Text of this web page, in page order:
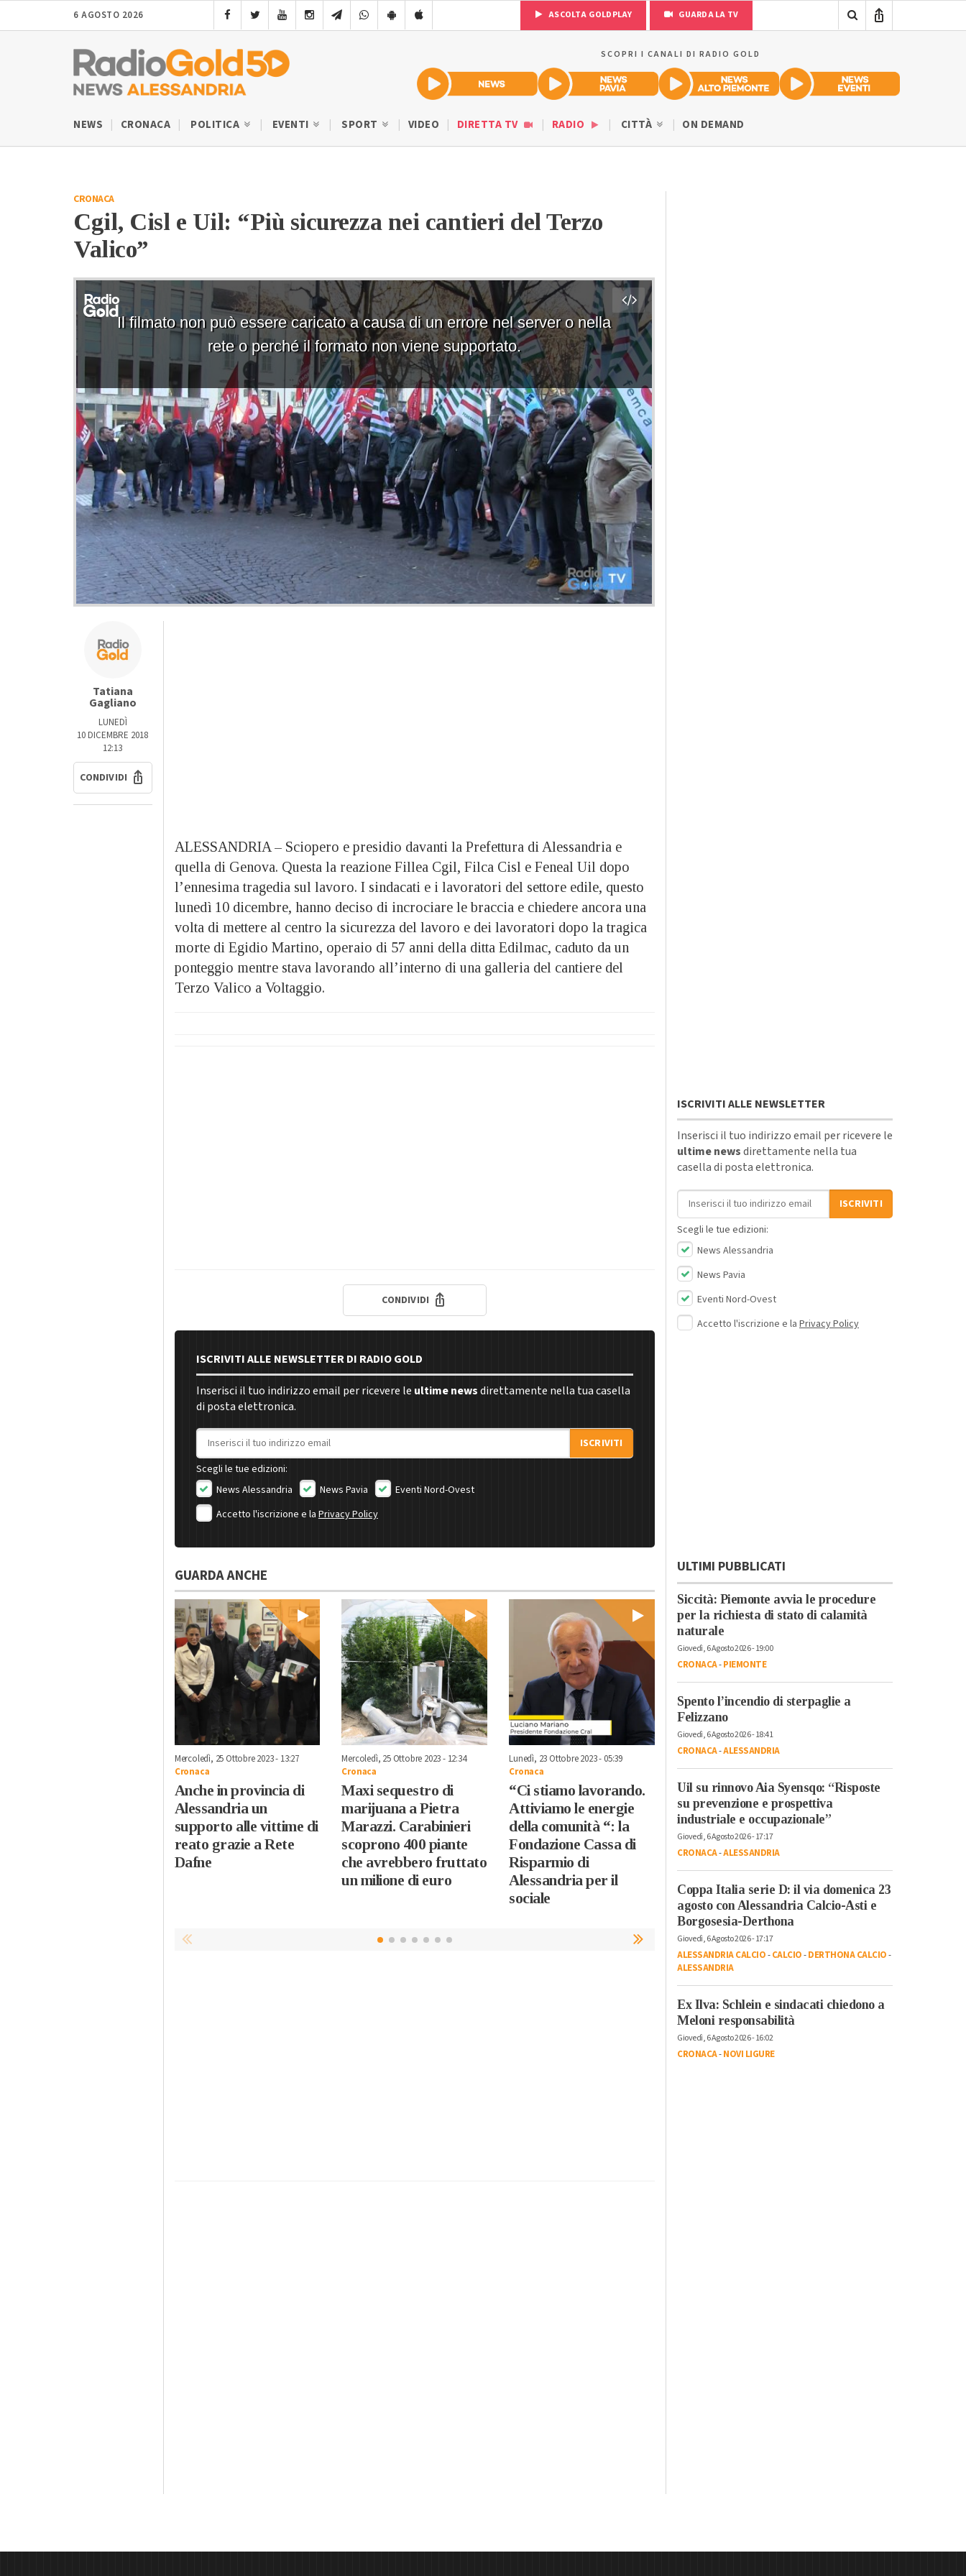
6 AGOSTO 2026 ASCOLTA GOLDPLAY GUARDA LA TV
SCOPRI I CANALI DI RADIO GOLD
NEWS CRONACA POLITICA EVENTI SPORT VIDEO DIRETTA TV RADIO CITTÀ ON DEMAND
CRONACA
Cgil, Cisl e Uil: “Più sicurezza nei cantieri del Terzo
Valico”
Tatiana
Gagliano
LUNEDÌ
10 DICEMBRE 2018
12:13
CONDIVIDI
ALESSANDRIA – Sciopero e presidio davanti la Prefettura di Alessandria e
quella di Genova. Questa la reazione Fillea Cgil, Filca Cisl e Feneal Uil dopo
l’ennesima tragedia sul lavoro. I sindacati e i lavoratori del settore edile, questo
lunedì 10 dicembre, hanno deciso di incrociare le braccia e chiedere ancora una
volta di mettere al centro la sicurezza del lavoro e dei lavoratori dopo la tragica
morte di Egidio Martino, operaio di 57 anni della ditta Edilmac, caduto da un
ponteggio mentre stava lavorando all’interno di una galleria del cantiere del
Terzo Valico a Voltaggio.
CONDIVIDI
ISCRIVITI ALLE NEWSLETTER DI RADIO GOLD
Inserisci il tuo indirizzo email per ricevere le ultime newsdirettamente nella tua casella
di posta elettronica.
Indirizzo email
ISCRIVITI
Scegli le tue edizioni:
News Alessandria
News Pavia
Eventi Nord-Ovest
Accetto l'iscrizione e laPrivacy Policy
GUARDA ANCHE
Mercoledì, 25 Ottobre 2023 - 13:27
Cronaca
Anche in provincia di
Alessandria un
supporto alle vittime di
reato grazie a Rete
Dafne
Mercoledì, 25 Ottobre 2023 - 12:34
Cronaca
Maxi sequestro di
marijuana a Pietra
Marazzi. Carabinieri
scoprono 400 piante
che avrebbero fruttato
un milione di euro
Lunedì, 23 Ottobre 2023 - 05:39
Cronaca
“Ci stiamo lavorando.
Attiviamo le energie
della comunità “: la
Fondazione Cassa di
Risparmio di
Alessandria per il
sociale
Cronaca
L’antimateria: cos’è e
quanto la conosciamo
Cronaca
Il cibo unisce:
ISCRIVITI ALLE NEWSLETTER
Inserisci il tuo indirizzo email per ricevere le
ultime newsdirettamente nella tua
casella di posta elettronica.
Indirizzo email
ISCRIVITI
Scegli le tue edizioni:
News Alessandria
News Pavia
Eventi Nord-Ovest
Accetto l'iscrizione e la Privacy Policy
ULTIMI PUBBLICATI
Siccità: Piemonte avvia le procedure
per la richiesta di stato di calamità
naturale
Giovedì, 6 Agosto 2026 - 19:00
CRONACA-PIEMONTE
Spento l’incendio di sterpaglie a
Felizzano
Giovedì, 6 Agosto 2026 - 18:41
CRONACA-ALESSANDRIA
Uil su rinnovo Aia Syensqo: “Risposte
su prevenzione e prospettiva
industriale e occupazionale”
Giovedì, 6 Agosto 2026 - 17:17
CRONACA-ALESSANDRIA
Coppa Italia serie D: il via domenica 23
agosto con Alessandria Calcio-Asti e
Borgosesia-Derthona
Giovedì, 6 Agosto 2026 - 17:17
ALESSANDRIA CALCIO-CALCIO-DERTHONA CALCIO-
ALESSANDRIA
Ex Ilva: Schlein e sindacati chiedono a
Meloni responsabilità
Giovedì, 6 Agosto 2026 - 16:02
CRONACA-NOVI LIGURE